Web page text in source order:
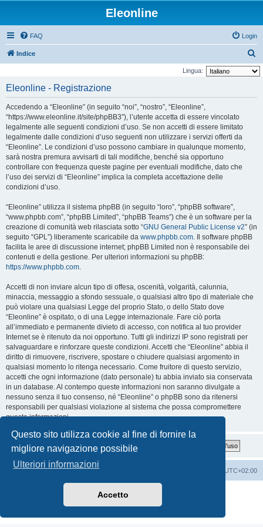
Questo sito utilizza cookie al fine di fornire la
migliore navigazione possibile
Ulteriori informazioni
Accetto
Eleonline
FAQ Login
Indice
e
Lingua:
Eleonline - Registrazione
Accedendo a “Eleonline” (in seguito “noi”, “nostro”, “Eleonline”,
“https://www.eleonline.it/site/phpBB3”), l’utente accetta di essere vincolato
legalmente alle seguenti condizioni d’uso. Se non accetti di essere limitato
legalmente dalle condizioni d’uso seguenti non utilizzare i servizi offerti da
“Eleonline”. Le condizioni d’uso possono cambiare in qualunque momento,
sarà nostra premura avvisarti di tali modifiche, benché sia opportuno
controllare con frequenza queste pagine per eventuali modifiche, dato che
l’uso dei servizi di “Eleonline” implica la completa accettazione delle
condizioni d’uso.
“Eleonline” utilizza il sistema phpBB (in seguito “loro”, “phpBB software”,
“www.phpbb.com”, “phpBB Limited”, “phpBB Teams”) che è un software per la
creazione di comunità web rilasciata sotto “GNU General Public License v2” (in
seguito “GPL”) liberamente scaricabile da www.phpbb.com. Il software phpBB
facilita le aree di discussione internet; phpBB Limited non è responsabile dei
contenuti e della gestione. Per ulteriori informazioni su phpBB:
https://www.phpbb.com.
Accetti di non inviare alcun tipo di offesa, oscenità, volgarità, calunnia,
minaccia, messaggio a sfondo sessuale, o qualsiasi altro tipo di materiale che
può violare una qualsiasi Legge del proprio Stato, o dello Stato dove
“Eleonline” è ospitato, o di una Legge internazionale. Fare ciò porta
all’immediato e permanente divieto di accesso, con notifica al tuo provider
Internet se è ritenuto da noi opportuno. Tutti gli indirizzi IP sono registrati per
salvaguardare e rinforzare queste condizioni. Accetti che “Eleonline” abbia il
diritto di rimuovere, riscrivere, spostare o chiudere qualsiasi argomento in
qualsiasi momento lo ritenga necessario. Come fruitore di questo servizio,
accetti che ogni informazione (dato personale) tu abbia inviato sia conservata
in un database. Al contempo queste informazioni non saranno divulgate a
nessuno senza il tuo consenso, né “Eleonline” o phpBB sono da ritenersi
responsabili per qualsiasi violazione al sistema che possa compromettere
queste informazioni.
Indice UTC+02:00
phpBB
® Forum Software © phpBB Limited